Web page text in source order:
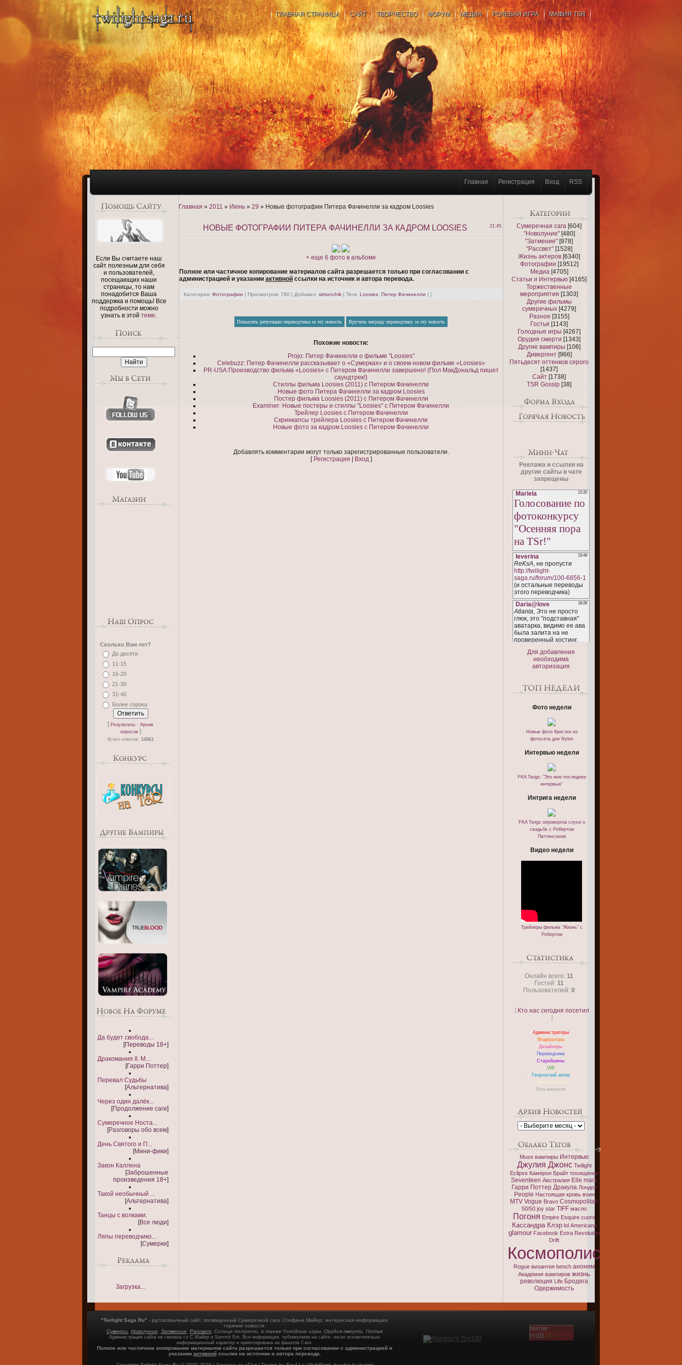
ГЛАВНАЯ СТРАНИЦА САЙТ ТВОРЧЕСТВО ФОРУМ МЕДИА РОЛЕВАЯ ИГРА МАФИЯ TSR
Главная Регистрация Вход RSS
Если Вы считаете наш
сайт полезным для себя
и пользователей,
посещающих наши
страницы, то нам
понадобится Ваша
поддержка и помощь! Все
подробности можно
узнать в этой теме.
Сколько Вам лет?
До десяти
11-15
16-20
21-30
31-40
Более сорока
[ Результаты · Архив
опросов]
Всего ответов: 14561
Да будет свобода...
[Переводы 18+]
Дракомания II. М...
[Гарри Поттер]
Перевал Судьбы
[Альтернатива]
Через один далёк...
[Продолжение саги]
Сумеречное Носта...
[Разговоры обо всем]
День Святого и П...
[Мини-фики]
Закон Каллена
[Заброшенные
произведения 18+]
Такой необычный ...
[Альтернатива]
Танцы с волками.
[Все люди]
Ляпы переводчико...
[Сумерки]
Загрузка...
Главная » 2011 » Июнь » 29 » Новые фотографии Питера Фачинелли за кадром Loosies
21:45
НОВЫЕ ФОТОГРАФИИ ПИТЕРА ФАЧИНЕЛЛИ ЗА КАДРОМ LOOSIES
+ еще 6 фото в альбоме
Полное или частичное копирование материалов сайта разрешается только при согласовании с
администрацией и указании активной ссылки на источник и автора перевода.
Категория: Фотографии | Просмотров: 780 | Добавил: simonchik | Теги: Loosies Питер Фачинелли | |
Похожие новости:
Projo: Питер Фачинелли о фильме "Loosies"
Сelebuzz: Питер Фачинелли рассказывает о «Сумерках» и о своем новом фильме «Loosies»
PR-USA:Производство фильма «Loosies» с Питером Фачинелли завершено! (Пол МакДональд пишет
саундтрек!)
Стиллы фильма Loosies (2011) с Питером Фачинелли
Новые фото Питера Фачинелли за кадром Loosies
Постер фильма Loosies (2011) с Питером Фачинелли
Еxaminer: Новые постеры и стиллы "Loosies" с Питером Фачинелли
Трейлер Loosies с Питером Фачинелли
Скринкапсы трейлера Loosies с Питером Фачинелли
Новые фото за кадром Loosies с Питером Фачинелли
Добавлять комментарии могут только зарегистрированные пользователи.
[ Регистрация Вход]
Сумеречная сага [604]
"Новолуние" [480]
"Затмение" [978]
"Рассвет" [1528]
Жизнь актеров [6340]
Фотографии [19512]
Медиа [4705]
Статьи и Интервью [4165]
Торжественные
мероприятия [1303]
Другие фильмы
сумеречных [4279]
Разное [3155]
Гостья [1143]
Голодные игры [4267]
Орудия смерти [1343]
Другие вампиры [106]
Дивергент [966]
Пятьдесят оттенков серого
[1437]
Сайт [1738]
TSR Gossip [38]
Реклама и ссылки на
другие сайты в чате
запрещены
Для добавления
необходима
авторизация
Фото недели
Новые фото Кристен из
фотосета для Nylon
Интервью недели
FKA Twigs: "Это мое последнее
интервью"
Интрига недели
FKA Twigs опровергла слухи о
свадьбе с Робертом
Паттинсоном
Видео недели
Трейлеры фильма "Жизнь" с
Робертом
Онлайн всего: 11
Гостей: 11
Пользователей: 0
[ Кто нас сегодня посетил
]
• Администраторы
• Модераторы
• Дизайнеры
• Переводчики
• Старейшины
• VIP
• Творческий актив
•
• Пользователи
Muse вампиры Интервью
Джулия Джонс Twilight
Eclipse Камерон Брайт похищение
Seventeen Австралия Elle mark
Гарри Поттер Дракула Лондон
People Настоящая кровь воин
MTV Vogue Bravo Cosmopolitan
50/50 joy star TIFF масло
Погоня Empire Esquire cuore
Кассандра Клэр lol Americana
glamour Facebook Extra Revolution
Drift
Космополис
Rogue византия bench аноним
Академия вампиров жизнь
революция Life Бродяга
Одержимость
"Twilight Saga Ru" - русскоязычный сайт, посвященный Сумеречной саге Стефани Майер: интересная информация,
горячие новости.
Сумерки Новолуние Затмение Рассвет , Солнце полуночи, а также Голодные игры, Орудия смерти, Гостья
Администрация сайта не связана со С.Майер и Summit Ent. Вся информация, публикуемая на сайте, носит исключительно
информационный характер и ориентирована на фанатов Саги.
Полное или частичное копирование материалов сайта разрешается только при согласовании с администрацией и
указании активнойссылки на источник и автора перевода.